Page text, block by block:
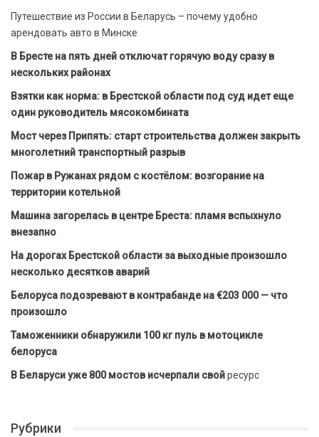
Путешествие из России в Беларусь – почему удобно
арендовать авто в Минске
В Бресте на пять дней отключат горячую воду сразу в
нескольких районах
Взятки как норма: в Брестской области под суд идет еще
один руководитель мясокомбината
Мост через Припять: старт строительства должен закрыть
многолетний транспортный разрыв
Пожар в Ружанах рядом с костёлом: возгорание на
территории котельной
Машина загорелась в центре Бреста: пламя вспыхнуло
внезапно
На дорогах Брестской области за выходные произошло
несколько десятков аварий
Белоруса подозревают в контрабанде на €203 000 — что
произошло
Таможенники обнаружили 100 кг пуль в мотоцикле
белоруса
В Беларуси уже 800 мостов исчерпали свойресурс
Рубрики